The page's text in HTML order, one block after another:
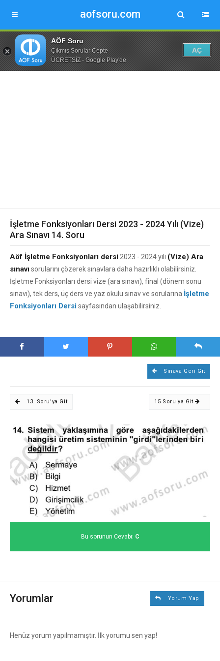
aofsoru.com
AÖF Soru
Çıkmış Sorular Cepte
ÜCRETSİZ - Google Play'de
AÇ
İşletme Fonksiyonları Dersi 2023 - 2024 Yılı (Vize)
Ara Sınavı 14. Soru
Aöf İşletme Fonksiyonları dersi 2023 - 2024 yılı (Vize) Ara
sınavısorularını çözerek sınavlara daha hazırlıklı olabilirsiniz.
İşletme Fonksiyonları dersi vize (ara sınavı), final (dönem sonu
sınavı), tek ders, üç ders ve yaz okulu sınav ve sorularına İşletme
Fonksiyonları Dersisayfasından ulaşabilirsiniz.
Sınava Geri Git
13. Soru'ya Git 15 Soru'ya Git
Bu sorunun Cevabı: C
Yorumlar Yorum Yap
Henüz yorum yapılmamıştır. İlk yorumu sen yap!